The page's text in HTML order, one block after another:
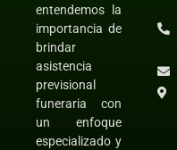
entendemos la
importancia de
brindar
asistencia
previsional
funeraria con
un enfoque
especializado y